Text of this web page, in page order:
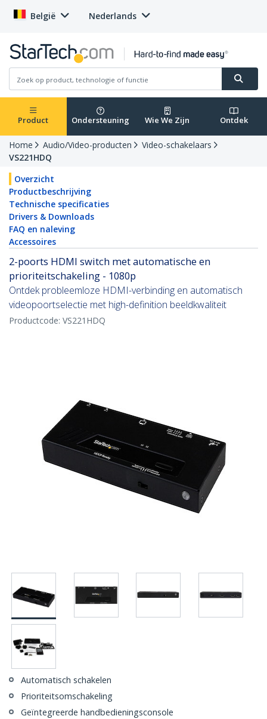
België Nederlands
Product Ondersteuning Wie We Zijn Ontdek
Home Audio/Video-producten
Video-schakelaars
VS221HDQ
Overzicht
Productbeschrijving
Technische specificaties
Drivers & Downloads
FAQ en naleving
Accessoires
2-poorts HDMI switch met automatische en
prioriteitschakeling - 1080p
Ontdek probleemloze HDMI-verbinding en automatisch
videopoortselectie met high-definition beeldkwaliteit
Productcode: VS221HDQ
Automatisch schakelen
Prioriteitsomschakeling
Geïntegreerde handbedieningsconsole